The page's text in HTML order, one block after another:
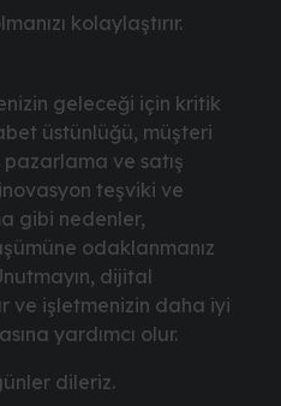
kolaylaştırır.
geleceği için kritik
üstünlüğü, müşteri
ve satış
teşviki ve
gibi nedenler,
odaklanmanız
dijital
ve işletmenizin daha iyi
yardımcı olur.
dileriz.